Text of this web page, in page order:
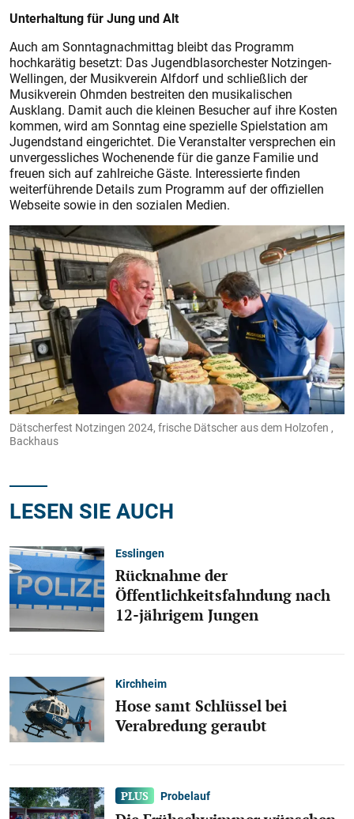
Unterhaltung für Jung und Alt
Auch am Sonntagnachmittag bleibt das Programm
hochkarätig besetzt: Das Jugendblasorchester Notzingen-
Wellingen, der Musikverein Alfdorf und schließlich der
Musikverein Ohmden bestreiten den musikalischen
Ausklang. Damit auch die kleinen Besucher auf ihre Kosten
kommen, wird am Sonntag eine spezielle Spielstation am
Jugendstand eingerichtet. Die Veranstalter versprechen ein
unvergessliches Wochenende für die ganze Familie und
freuen sich auf zahlreiche Gäste. Interessierte finden
weiterführende Details zum Programm auf der offiziellen
Webseite sowie in den sozialen Medien.
Dätscherfest Notzingen 2024, frische Dätscher aus dem Holzofen ,
Backhaus
LESEN SIE AUCH
Esslingen
Rücknahme der
Öffentlichkeitsfahndung nach
12-jährigem Jungen
Kirchheim
Hose samt Schlüssel bei
Verabredung geraubt
Probelauf